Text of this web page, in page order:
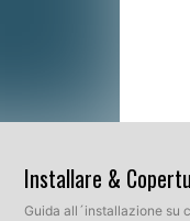
Installare &
Guida all´installazione su